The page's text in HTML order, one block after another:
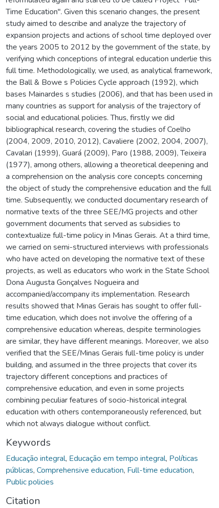
Time Education". Given this scenario changes, the present
study aimed to describe and analyze the trajectory of
expansion projects and actions of school time deployed over
the years 2005 to 2012 by the government of the state, by
verifying which conceptions of integral education underlie this
full time. Methodologically, we used, as analytical framework,
the Ball & Bowe s Policies Cycle approach (1992), which
bases Mainardes s studies (2006), and that has been used in
many countries as support for analysis of the trajectory of
social and educational policies. Thus, firstly we did
bibliographical research, covering the studies of Coelho
(2004, 2009, 2010, 2012), Cavaliere (2002, 2004, 2007),
Cavalari (1999), Guará (2009), Paro (1988, 2009), Teixeira
(1977), among others, allowing a theoretical deepening and
a comprehension on the analysis core concepts concerning
the object of study the comprehensive education and the full
time. Subsequently, we conducted documentary research of
normative texts of the three SEE/MG projects and other
government documents that served as subsidies to
contextualize full-time policy in Minas Gerais. At a third time,
we carried on semi-structured interviews with professionals
who have acted on developing the normative text of these
projects, as well as educators who work in the State School
Dona Augusta Gonçalves Nogueira and
accompanied/accompany its implementation. Research
results showed that Minas Gerais has sought to offer full-
time education, which does not involve the offering of a
comprehensive education whereas, despite terminologies
are similar, they have different meanings. Moreover, we also
verified that the SEE/Minas Gerais full-time policy is under
building, and assumed in the three projects that cover its
trajectory different conceptions and practices of
comprehensive education, and even in some projects
combining peculiar features of socio-historical integral
education with others contemporaneously referenced, but
which not always dialogue without conflict.
Keywords
Educação integral, Educação em tempo integral, Políticas
públicas, Comprehensive education, Full-time education,
Public policies
Citation